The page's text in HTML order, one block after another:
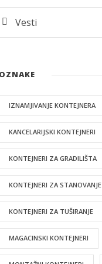
Vesti
IZNAMJIVANJE KONTEJNERA
KANCELARIJSKI KONTEJNERI
KONTEJNERI ZA GRADILIŠTA
KONTEJNERI ZA STANOVANJE
KONTEJNERI ZA TUŠIRANJE
MAGACINSKI KONTEJNERI